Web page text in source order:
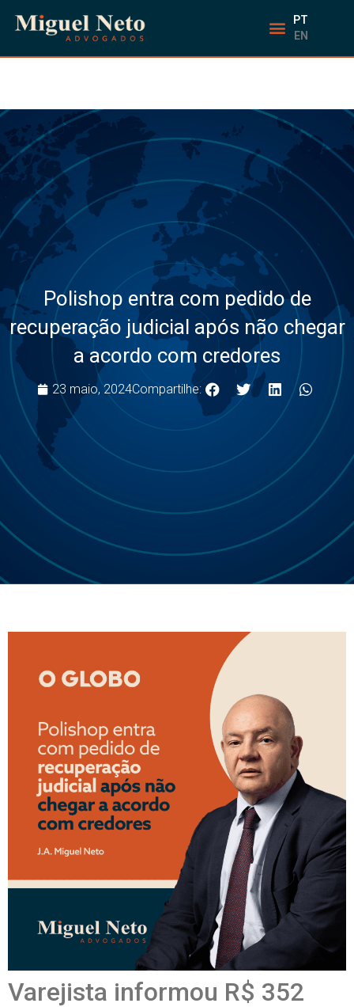
PT
EN
Polishop entra com pedido de
recuperação judicial após não chegar
a acordo com credores
23 maio, 2024Compartilhe:
Varejista informou R$ 352